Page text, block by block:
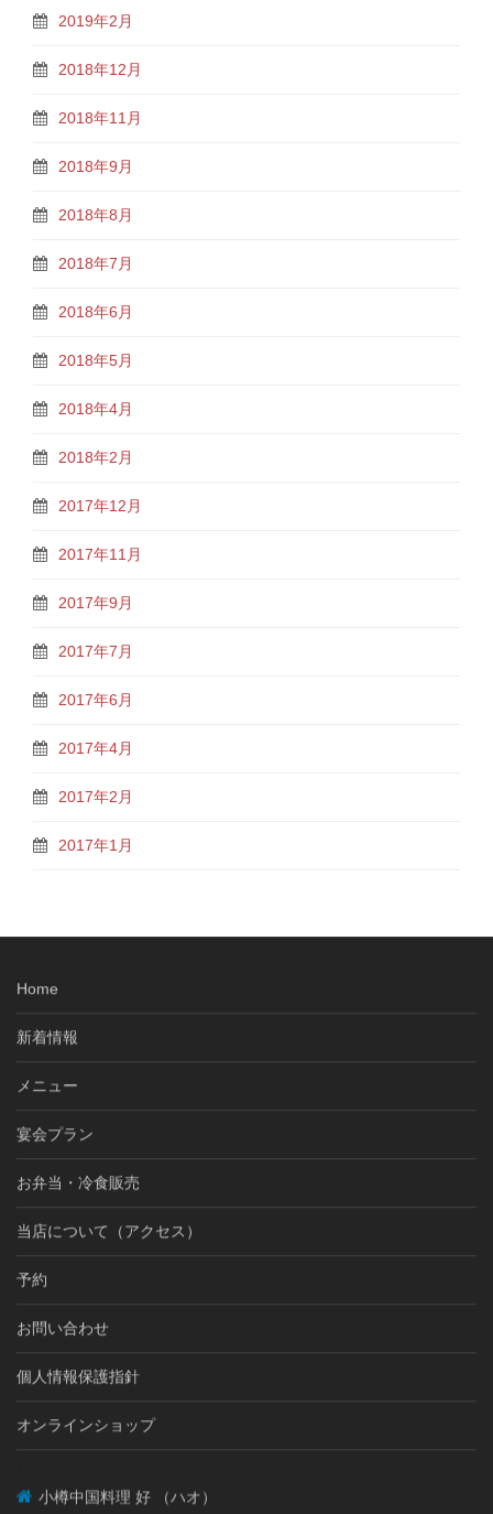
2019年2月
2018年12月
2018年11月
2018年9月
2018年8月
2018年7月
2018年6月
2018年5月
2018年4月
2018年2月
2017年12月
2017年11月
2017年9月
2017年7月
2017年6月
2017年4月
2017年2月
2017年1月
Home
新着情報
メニュー
宴会プラン
お弁当・冷食販売
当店について（アクセス）
予約
お問い合わせ
個人情報保護指針
オンラインショップ
小樽中国料理 好 （ハオ）